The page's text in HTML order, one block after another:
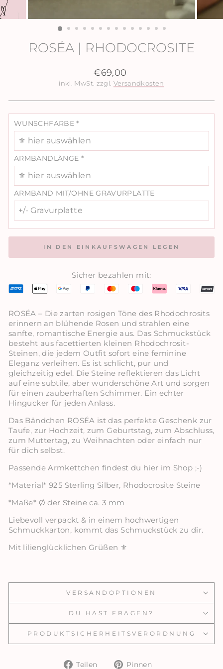
ROSÉA | RHODOCROSITE
Normaler
Preis
€69,00
inkl. MwSt. zzgl. Versandkosten
WUNSCHFARBE*
⚜️ hier auswählen
ARMBANDLÄNGE *
⚜️ hier auswählen
ARMBAND MIT/OHNE GRAVURPLATTE
+/- Gravurplatte
IN DEN EINKAUFSWAGEN LEGEN
Sicher bezahlen mit:
ROSÉA – Die zarten rosigen Töne des Rhodochrosits
erinnern an blühende Rosen und strahlen eine
sanfte, romantische Energie aus. Das Schmuckstück
besteht aus facettierten kleinen Rhodochrosit-
Steinen, die jedem Outfit sofort eine feminine
Eleganz verleihen. Es ist schlicht, pur und
gleichzeitig edel. Die Steine reflektieren das Licht
auf eine subtile, aber wunderschöne Art und sorgen
für einen zauberhaften Schimmer. Ein echter
Hingucker für jeden Anlass.
Das Bändchen ROSÉA ist das perfekte Geschenk zur
Taufe, zur Hochzeit, zum Geburtstag, zum Abschluss,
zum Muttertag, zu Weihnachten oder einfach nur
für dich selbst.
Passende Armkettchen findest du hier im Shop ;-)
*Material* 925 Sterling Silber, Rhodocrosite Steine
*Maße* Ø der Steine ca. 3 mm
Liebevoll verpackt & in einem hochwertigen
Schmuckkarton, kommt das Schmuckstück zu dir.
Mit lilienglücklichen Grüßen ⚜️
VERSANDOPTIONEN
DU HAST FRAGEN?
PRODUKTSICHERHEITSVERORDNUNG
Teilen Auf Pinnen